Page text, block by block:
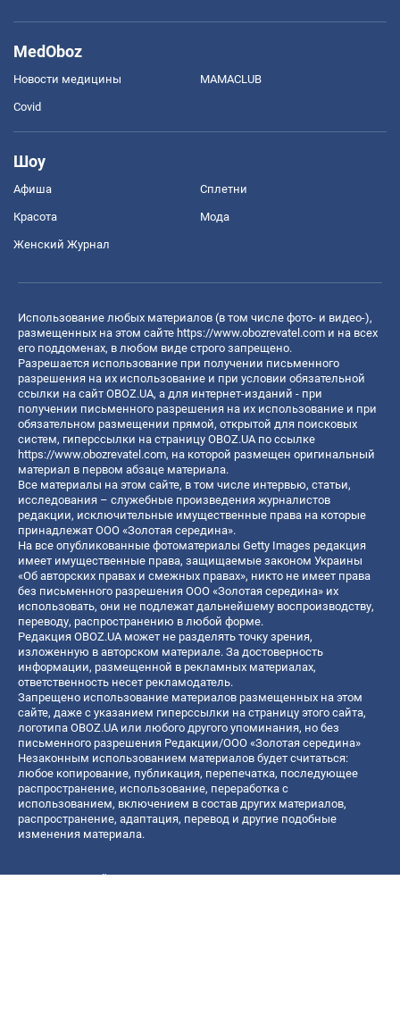
MedOboz
Новости медицины MAMACLUB
Covid
Шоу
Афиша Сплетни
Красота Мода
Женский Журнал
Использование любых материалов (в том числе фото- и видео-),
размещенных на этом сайте https://www.obozrevatel.com и на всех
его поддоменах, в любом виде строго запрещено.
Разрешается использование при получении письменного
разрешения на их использование и при условии обязательной
ссылки на сайт OBOZ.UA, а для интернет-изданий - при
получении письменного разрешения на их использование и при
обязательном размещении прямой, открытой для поисковых
систем, гиперссылки на страницу OBOZ.UA по ссылке
https://www.obozrevatel.com, на которой размещен оригинальный
материал в первом абзаце материала.
Все материалы на этом сайте, в том числе интервью, статьи,
исследования – служебные произведения журналистов
редакции, исключительные имущественные права на которые
принадлежат ООО «Золотая середина».
На все опубликованные фотоматериалы Getty Images редакция
имеет имущественные права, защищаемые законом Украины
«Об авторских правах и смежных правах», никто не имеет права
без письменного разрешения ООО «Золотая середина» их
использовать, они не подлежат дальнейшему воспроизводству,
переводу, распространению в любой форме.
Редакция OBOZ.UA может не разделять точку зрения,
изложенную в авторском материале. За достоверность
информации, размещенной в рекламных материалах,
ответственность несет рекламодатель.
Запрещено использование материалов размещенных на этом
сайте, даже с указанием гиперссылки на страницу этого сайта,
логотипа OBOZ.UA или любого другого упоминания, но без
письменного разрешения Редакции/ООО «Золотая середина»
Незаконным использованием материалов будет считаться:
любое копирование, публикация, перепечатка, последующее
распространение, использование, переработка с
использованием, включением в состав других материалов,
распространение, адаптация, перевод и другие подобные
изменения материала.
Название онлайн медиа — «OBOZ.UA»